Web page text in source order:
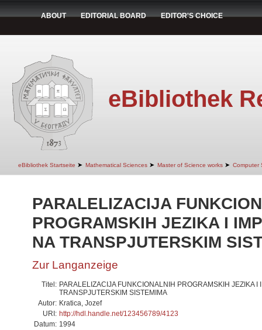
ABOUT EDITORIAL BOARD EDITOR'S CHOICE
eBibliothek
eBibliothek Startseite ➤ Mathematical Sciences ➤ Master of Science works ➤ Computer
PARALELIZACIJA
PROGRAMSKIH JEZIKA I
NA TRANSPJUTERSKIM
Zur Langanzeige
Titel: PARALELIZACIJA FUNKCIONALNIH PROGRAMSKIH JEZIKA I
TRANSPJUTERSKIM SISTEMIMA
Autor: Kratica, Jozef
URI: http://hdl.handle.net/123456789/4123
Datum: 1994